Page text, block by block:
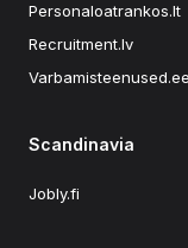
Personaloatrankos.lt
Recruitment.lv
Varbamisteenused.ee
Scandinavia
Jobly.fi